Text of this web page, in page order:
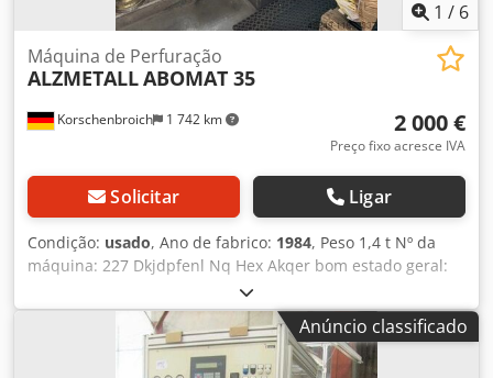
1 / 6
Korschenbroich 1 742 km
Máquina de Perfuração
ALZMETALLABOMAT 35
2 000 €
Preço fixo acresce IVA
Solicitar Ligar
Condição: usado, Ano de fabrico: 1984, Peso 1,4 t Nº da
máquina: 227 Dkjdpfenl Nq Hex Akqer bom estado geral:
Anúncio classificado